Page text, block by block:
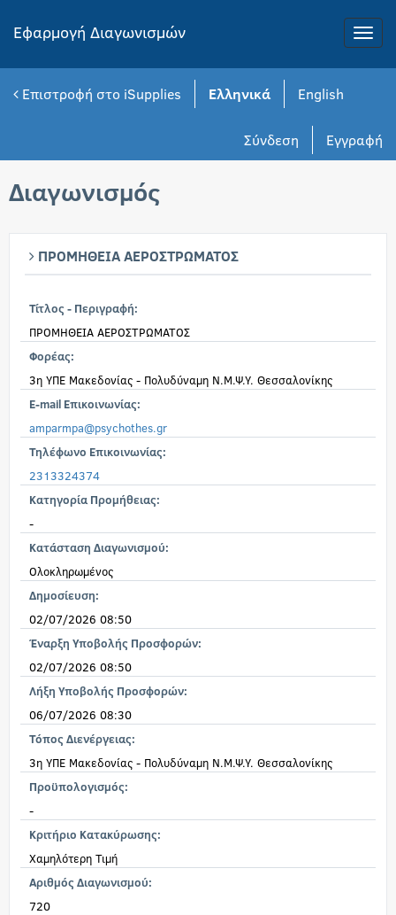
Toggle
Εφαρμογή Διαγωνισμών
Επιστροφή στο iSupplies Ελληνικά English
Εγγραφή
Σύνδεση
Διαγωνισμός
ΠΡΟΜΗΘΕΙΑ ΑΕΡΟΣΤΡΩΜΑΤΟΣ
Τίτλος - Περιγραφή:
ΠΡΟΜΗΘΕΙΑ ΑΕΡΟΣΤΡΩΜΑΤΟΣ
Φορέας:
3η ΥΠΕ Μακεδονίας - Πολυδύναμη Ν.Μ.Ψ.Υ. Θεσσαλονίκης
E-mail Επικοινωνίας:
amparmpa@psychothes.gr
Τηλέφωνο Επικοινωνίας:
2313324374
Κατηγορία Προμήθειας:
-
Κατάσταση Διαγωνισμού:
Ολοκληρωμένος
Δημοσίευση:
02/07/2026 08:50
Έναρξη Υποβολής Προσφορών:
02/07/2026 08:50
Λήξη Υποβολής Προσφορών:
06/07/2026 08:30
Τόπος Διενέργειας:
3η ΥΠΕ Μακεδονίας - Πολυδύναμη Ν.Μ.Ψ.Υ. Θεσσαλονίκης
Προϋπολογισμός:
-
Κριτήριο Κατακύρωσης:
Χαμηλότερη Τιμή
Αριθμός Διαγωνισμού:
720